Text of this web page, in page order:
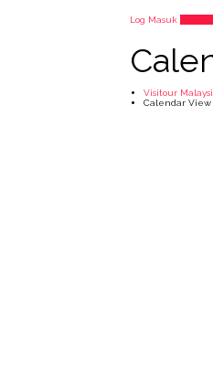
Log Masuk
Visitour
Calendar View